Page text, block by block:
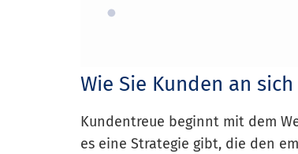
Wie Sie Kunden an
Kundentreue beginnt mit dem
es eine Strategie gibt, die den